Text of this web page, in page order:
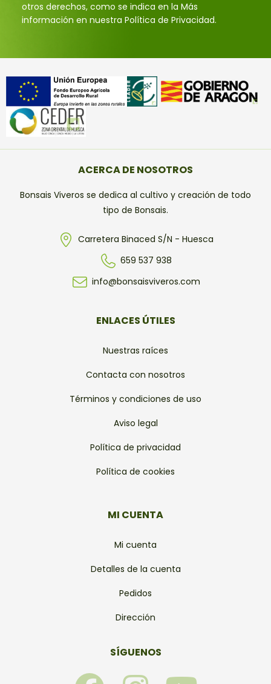
otros derechos, como se indica en la Más
información en nuestra Política de Privacidad.
ACERCA DE NOSOTROS
Bonsais Viveros se dedica al cultivo y creación de todo
tipo de Bonsais.
Carretera Binaced S/N - Huesca
659 537 938
info@bonsaisviveros.com
ENLACES ÚTILES
Nuestras raíces
Contacta con nosotros
Términos y condiciones de uso
Aviso legal
Política de privacidad
Política de cookies
MI CUENTA
Mi cuenta
Detalles de la cuenta
Pedidos
Dirección
SÍGUENOS